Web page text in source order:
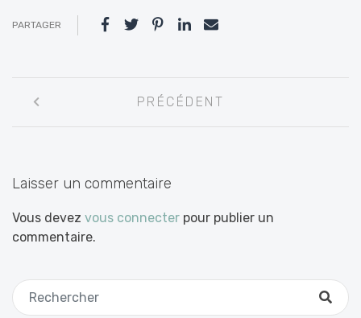
PARTAGER
entre
PRÉCÉDENT
Laisser un commentaire
Vous devez vous connecter pour publier un
commentaire.